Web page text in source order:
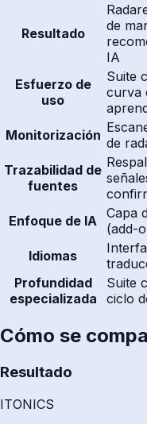
Resultado
de
IA
Esfuerzo de
uso
Suite
curva
Monitorización de
Trazabilidad de
fuentes
Enfoque de IA
Capa
(add-
Idiomas
Profundidad
especializada
Suite
ciclo
Cómo se
Resultado
ITONICS